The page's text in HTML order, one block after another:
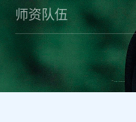
师资队伍